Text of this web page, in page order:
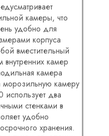
камеры, что
удобно для
корпуса
вместительный
камер
камера
камеру
использует два
стенками в
удобно
хранения.